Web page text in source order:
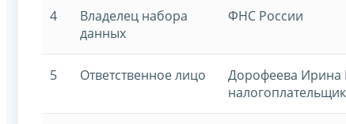
4
Владелец набора
данных
ФНС России
5 Ответственное лицо
Дорофеева Ирина